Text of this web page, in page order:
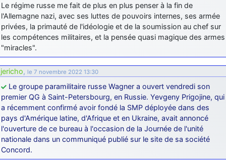
d9pouces: j'ai trouvé un palliatif un peu violent, mais ça devrait aller
un peu mieux
d9pouces: cette fois, c'est le Brésil et Singapour qui mettent le site
par terre
jericho: Ah ben je peux te confirmer que j'étais resté dans le filtre…
d9pouces: Désolé ! Mon filtrage a été un peu trop violent
manifestement
tout voir
Le régime russe me fait de plus en plus penser à la fin de
l'Allemagne nazi, avec ses luttes de pouvoirs internes, ses armée
privées, la primauté de l'idéologie et de la soumission au chef sur
les compétences militaires, et la pensée quasi magique des armes
"miracles".
jericho, le 7 novembre 2022 13:30
Le groupe paramilitaire russe Wagner a ouvert vendredi son
premier QG à Saint-Petersbourg, en Russie. Yevgeny Prigojine, qui
a récemment confirmé avoir fondé la SMP déployée dans des
pays d'Amérique latine, d'Afrique et en Ukraine, avait annoncé
l'ouverture de ce bureau à l'occasion de la Journée de l'unité
nationale dans un communiqué publié sur le site de sa société
Concord.